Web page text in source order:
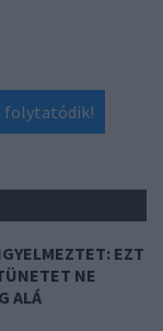
folytatódik!
EZT
NE
ALÁ